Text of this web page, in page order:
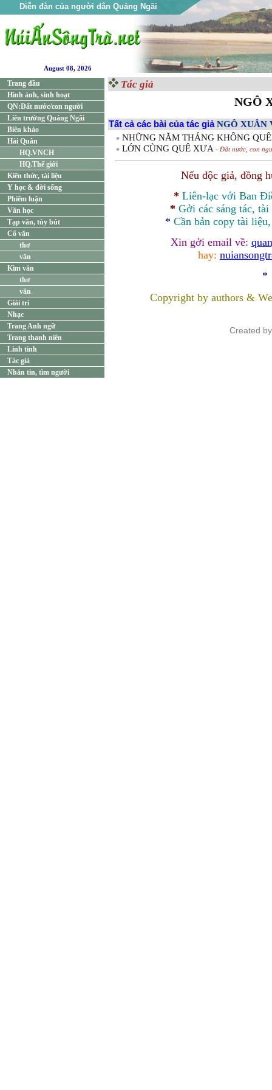
Diễn đàn của người dân Quảng Ngãi
August 08, 2026
Trang đầu
Hình ảnh, sinh hoạt
QN:Đất nước/con người
Liên trường Quảng Ngãi
Biên khảo
Hải Quân
HQ.VNCH
HQ.Thế giới
Kiến thức, tài liệu
Y học & đời sống
Phiếm luận
Văn học
Tạp văn, tùy bút
Cổ văn
thơ
văn
Kim văn
thơ
văn
Giải trí
Nhạc
Trang Anh ngữ
Trang thanh niên
Linh tinh
Tác giả
Nhắn tin, tìm người
Tác giả
NGÔ
Tất cả các bài của tác giảNGÔ XUÂN
NHỮNG NĂM THÁNG KHÔNG
LỚN CÙNG QUÊ XƯA - Đất nước, con
Nếu độc giả, đồng
* Liên-lạc với Ban
* Gởi các sáng tác,
* Cần bản copy tài
Xin gởi email về:
hay:
*
Copyright by authors &
Created